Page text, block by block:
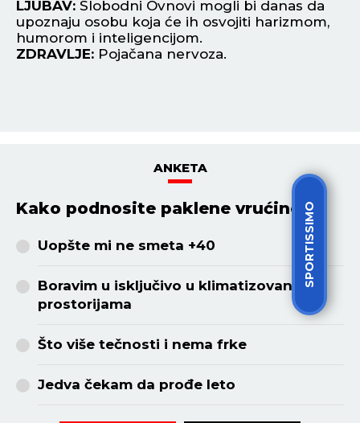
SPORTISSIMO
LJUBAV: Slobodni Ovnovi mogli bi danas da
upoznaju osobu koja će ih osvojiti harizmom,
humorom i inteligencijom.
ZDRAVLJE: Pojačana nervoza.
ANKETA
Kako podnosite paklene vrućine?
Uopšte mi ne smeta +40
Boravim u isključivo u klimatizovanim
prostorijama
Što više tečnosti i nema frke
Jedva čekam da prođe leto